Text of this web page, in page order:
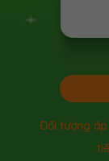
Đối tượng áp